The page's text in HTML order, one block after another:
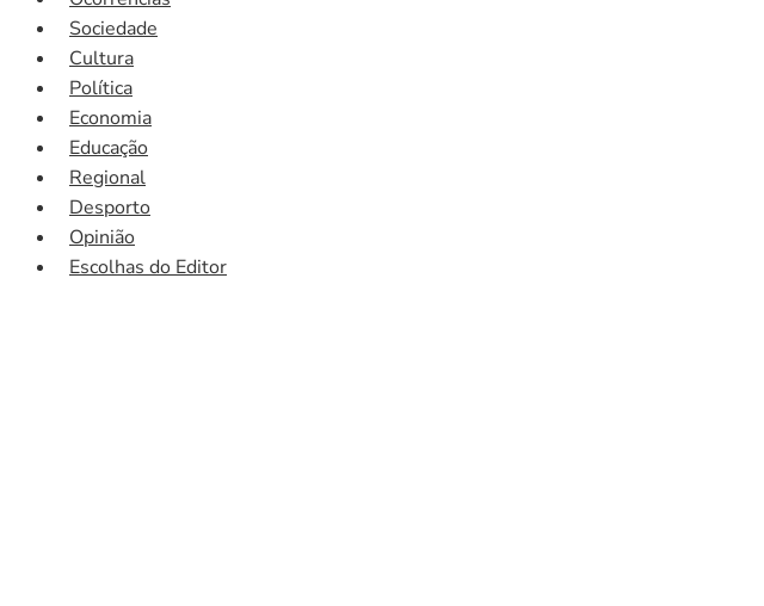
Sociedade
Cultura
Política
Economia
Educação
Regional
Desporto
Opinião
Escolhas do Editor